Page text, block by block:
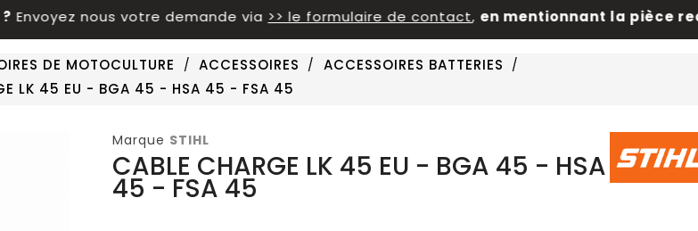
nous votre demande via>> le formulaire de contact,en mentionnant la pièce
DE MOTOCULTURE ACCESSOIRES
ACCESSOIRES BATTERIES
LK 45 EU - BGA 45 - HSA 45 - FSA 45
Marque STIHL
CABLE CHARGE LK 45 EU - BGA 45 - HSA
45 - FSA 45